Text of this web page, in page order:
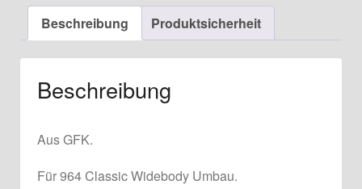
Classic
Widebody
Beschreibung Produktsicherheit
Beschreibung
Aus GFK.
Für 964 Classic Widebody Umbau.